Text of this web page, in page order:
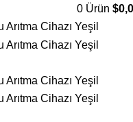
0 Ürün $